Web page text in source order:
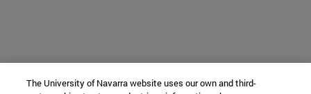
The University of Navarra website uses our own and third-